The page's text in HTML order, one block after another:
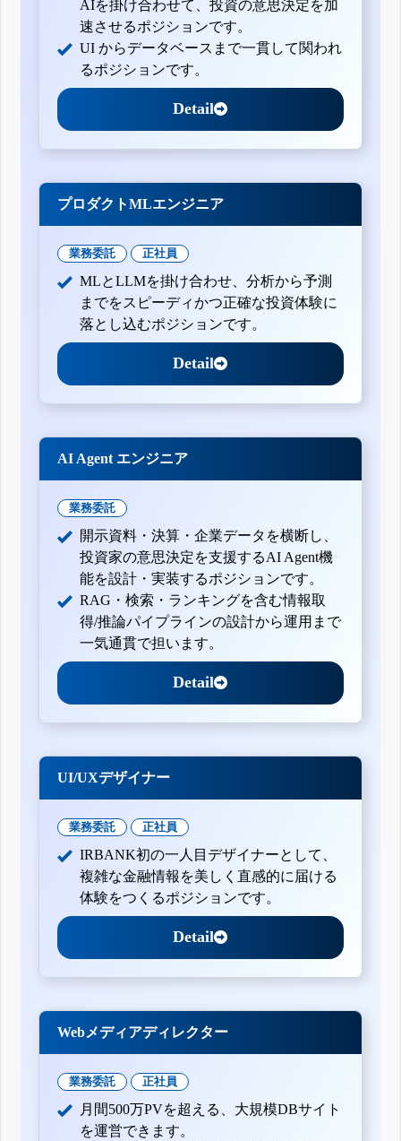
AIを掛け合わせて、投資の意思決定を加
速させるポジションです。
UI からデータベースまで一貫して関われ
るポジションです。
Detail
プロダクトMLエンジニア
業務委託 正社員
MLとLLMを掛け合わせ、分析から予測
までをスピーディかつ正確な投資体験に
落とし込むポジションです。
Detail
AI Agent エンジニア
業務委託
開示資料・決算・企業データを横断し、
投資家の意思決定を支援するAI Agent機
能を設計・実装するポジションです。
RAG・検索・ランキングを含む情報取
得/推論パイプラインの設計から運用まで
一気通貫で担います。
Detail
UI/UXデザイナー
業務委託 正社員
IRBANK初の一人目デザイナーとして、
複雑な金融情報を美しく直感的に届ける
体験をつくるポジションです。
Detail
Webメディアディレクター
業務委託 正社員
月間500万PVを超える、大規模DBサイト
を運営できます。